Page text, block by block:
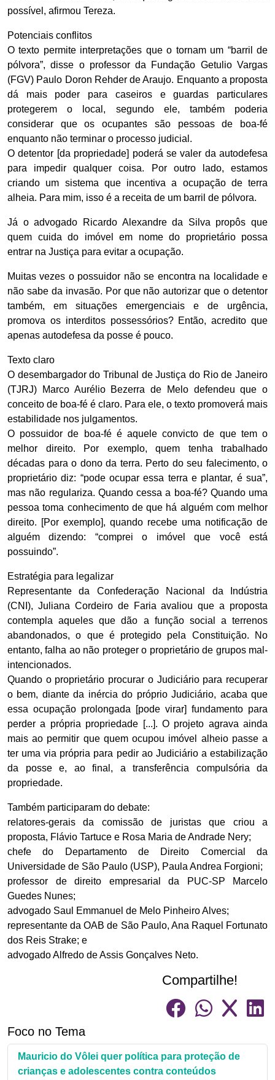
possível, afirmou Tereza.
Potenciais conflitos
O texto permite interpretações que o tornam um “barril de
pólvora”, disse o professor da Fundação Getulio Vargas
(FGV) Paulo Doron Rehder de Araujo. Enquanto a proposta
dá mais poder para caseiros e guardas particulares
protegerem o local, segundo ele, também poderia
considerar que os ocupantes são pessoas de boa-fé
enquanto não terminar o processo judicial.
O detentor [da propriedade] poderá se valer da autodefesa
para impedir qualquer coisa. Por outro lado, estamos
criando um sistema que incentiva a ocupação de terra
alheia. Para mim, isso é a receita de um barril de pólvora.
Já o advogado Ricardo Alexandre da Silva propôs que
quem cuida do imóvel em nome do proprietário possa
entrar na Justiça para evitar a ocupação.
Muitas vezes o possuidor não se encontra na localidade e
não sabe da invasão. Por que não autorizar que o detentor
também, em situações emergenciais e de urgência,
promova os interditos possessórios? Então, acredito que
apenas autodefesa da posse é pouco.
Texto claro
O desembargador do Tribunal de Justiça do Rio de Janeiro
(TJRJ) Marco Aurélio Bezerra de Melo defendeu que o
conceito de boa-fé é claro. Para ele, o texto promoverá mais
estabilidade nos julgamentos.
O possuidor de boa-fé é aquele convicto de que tem o
melhor direito. Por exemplo, quem tenha trabalhado
décadas para o dono da terra. Perto do seu falecimento, o
proprietário diz: “pode ocupar essa terra e plantar, é sua”,
mas não regulariza. Quando cessa a boa-fé? Quando uma
pessoa toma conhecimento de que há alguém com melhor
direito. [Por exemplo], quando recebe uma notificação de
alguém dizendo: “comprei o imóvel que você está
possuindo”.
Estratégia para legalizar
Representante da Confederação Nacional da Indústria
(CNI), Juliana Cordeiro de Faria avaliou que a proposta
contempla aqueles que dão a função social a terrenos
abandonados, o que é protegido pela Constituição. No
entanto, falha ao não proteger o proprietário de grupos mal-
intencionados.
Quando o proprietário procurar o Judiciário para recuperar
o bem, diante da inércia do próprio Judiciário, acaba que
essa ocupação prolongada [pode virar] fundamento para
perder a própria propriedade [...]. O projeto agrava ainda
mais ao permitir que quem ocupou imóvel alheio passe a
ter uma via própria para pedir ao Judiciário a estabilização
da posse e, ao final, a transferência compulsória da
propriedade.
Também participaram do debate:
relatores-gerais da comissão de juristas que criou a
proposta, Flávio Tartuce e Rosa Maria de Andrade Nery;
chefe do Departamento de Direito Comercial da
Universidade de São Paulo (USP), Paula Andrea Forgioni;
professor de direito empresarial da PUC-SP Marcelo
Guedes Nunes;
advogado Saul Emmanuel de Melo Pinheiro Alves;
representante da OAB de São Paulo, Ana Raquel Fortunato
dos Reis Strake; e
advogado Alfredo de Assis Gonçalves Neto.
Compartilhe!
Foco no Tema
Mauricio do Vôlei quer política para proteção de
crianças e adolescentes contra conteúdos